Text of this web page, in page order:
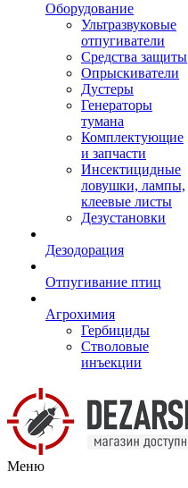
Оборудование
Ультразвуковые
отпугиватели
Средства защиты
Опрыскиватели
Дустеры
Генераторы
тумана
Комплектующие
и запчасти
Инсектицидные
ловушки, лампы,
клеевые листы
Дезустановки
Дезодорация
Отпугивание птиц
Агрохимия
Гербициды
Стволовые
инъекции
Меню